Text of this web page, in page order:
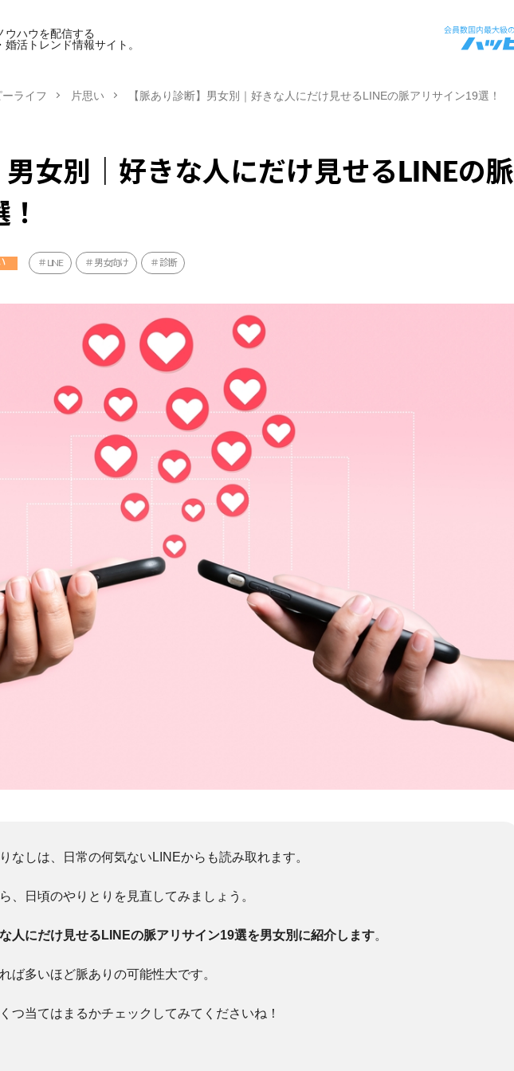
ウハウを配信する
婚活トレンド情報サイト。
ライフ 片思い 【脈あり診断】男女別｜好きな人にだけ見せるLINEの脈アリサイン19選！
男女別｜好きな人にだけ見せるLINEの脈
LINE 男女向け 診断
なしは、日常の何気ないLINEからも読み取れます。
、日頃のやりとりを見直してみましょう。
人にだけ見せるLINEの脈アリサイン19選を男女別に紹介します。
ば多いほど脈ありの可能性大です。
つ当てはまるかチェックしてみてくださいね！